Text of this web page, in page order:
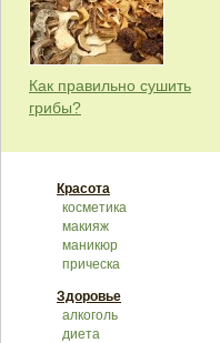
Как правильно сушить
грибы?
Красота
косметика
макияж
маникюр
прическа
Здоровье
алкоголь
диета